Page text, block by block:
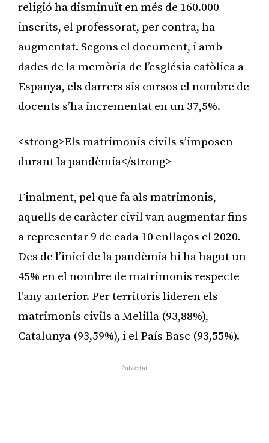
religió ha disminuït en més de 160.000
inscrits, el professorat, per contra, ha
augmentat. Segons el document, i amb
dades de la memòria de l’església catòlica a
Espanya, els darrers sis cursos el nombre de
docents s’ha incrementat en un 37,5%.
<strong>Els matrimonis civils s’imposen
durant la pandèmia</strong>
Finalment, pel que fa als matrimonis,
aquells de caràcter civil van augmentar fins
a representar 9 de cada 10 enllaços el 2020.
Des de l’inici de la pandèmia hi ha hagut un
45% en el nombre de matrimonis respecte
l’any anterior. Per territoris lideren els
matrimonis civils a Melilla (93,88%),
Catalunya (93,59%), i el País Basc (93,55%).
Publicitat